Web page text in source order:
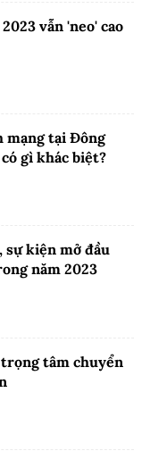
vẫn 'neo' cao
mạng tại Đông
gì khác biệt?
sự kiện mở đầu
năm 2023
tâm chuyển